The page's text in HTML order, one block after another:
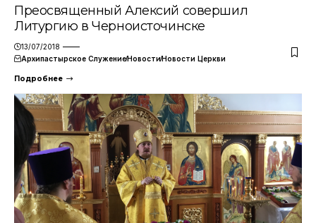
Преосвященный Алексий совершил
Литургию в Черноисточинске
13/07/2018
Архипастырское СлужениеНовостиНовости Церкви
Подробнее